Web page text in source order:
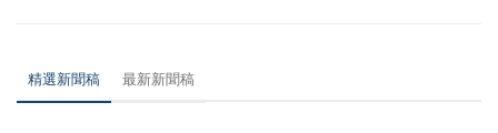
精選新聞稿 最新新聞稿